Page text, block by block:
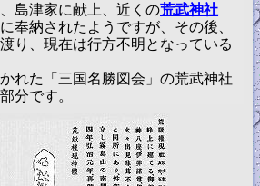
島津家に献上、近くの荒武神社
奉納されたようですが、その後、
り、現在は行方不明となっている
れた「三国名勝図会」の荒武神社
分です。